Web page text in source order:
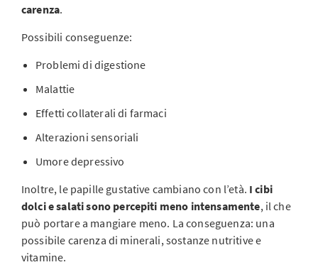
carenza.
Possibili conseguenze:
Problemi di digestione
Malattie
Effetti collaterali di farmaci
Alterazioni sensoriali
Umore depressivo
Inoltre, le papille gustative cambiano con l’età. I cibi
dolci e salati sono percepiti meno intensamente, il che
può portare a mangiare meno. La conseguenza: una
possibile carenza di minerali, sostanze nutritive e
vitamine.